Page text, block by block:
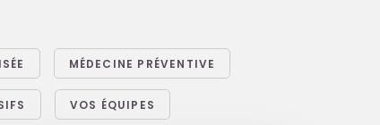
MÉDECINE PRÉVENTIVE
VOS ÉQUIPES